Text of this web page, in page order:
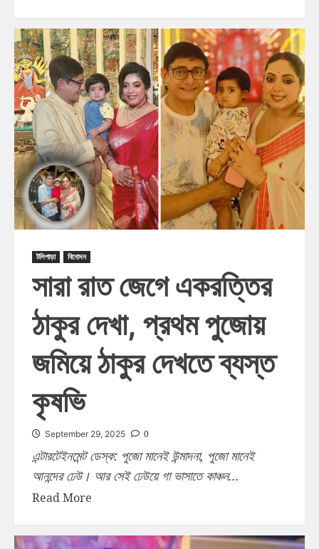
টলিপাড়া বিনোদন
সারা রাত জেগে একরত্তির
ঠাকুর দেখা, প্রথম পুজোয়
জমিয়ে ঠাকুর দেখতে ব্যস্ত
কৃষভি
September 29, 2025 0
এন্টারটেইনমেন্ট ডেস্ক: পুজো মানেই উন্মাদনা, পুজো মানেই
আনন্দের ঢেউ। আর সেই ঢেউয়ে গা ভাসাতে কাঞ্চন...
Read More